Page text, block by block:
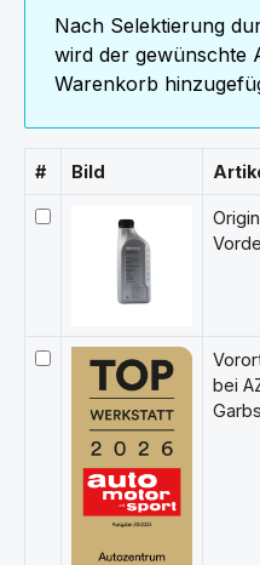
Nach Selektierung
wird der gewünschte
Warenkorb
# Bild
bei